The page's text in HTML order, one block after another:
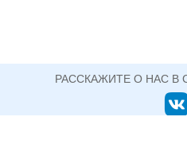
РАССКАЖИТЕ О НАС В